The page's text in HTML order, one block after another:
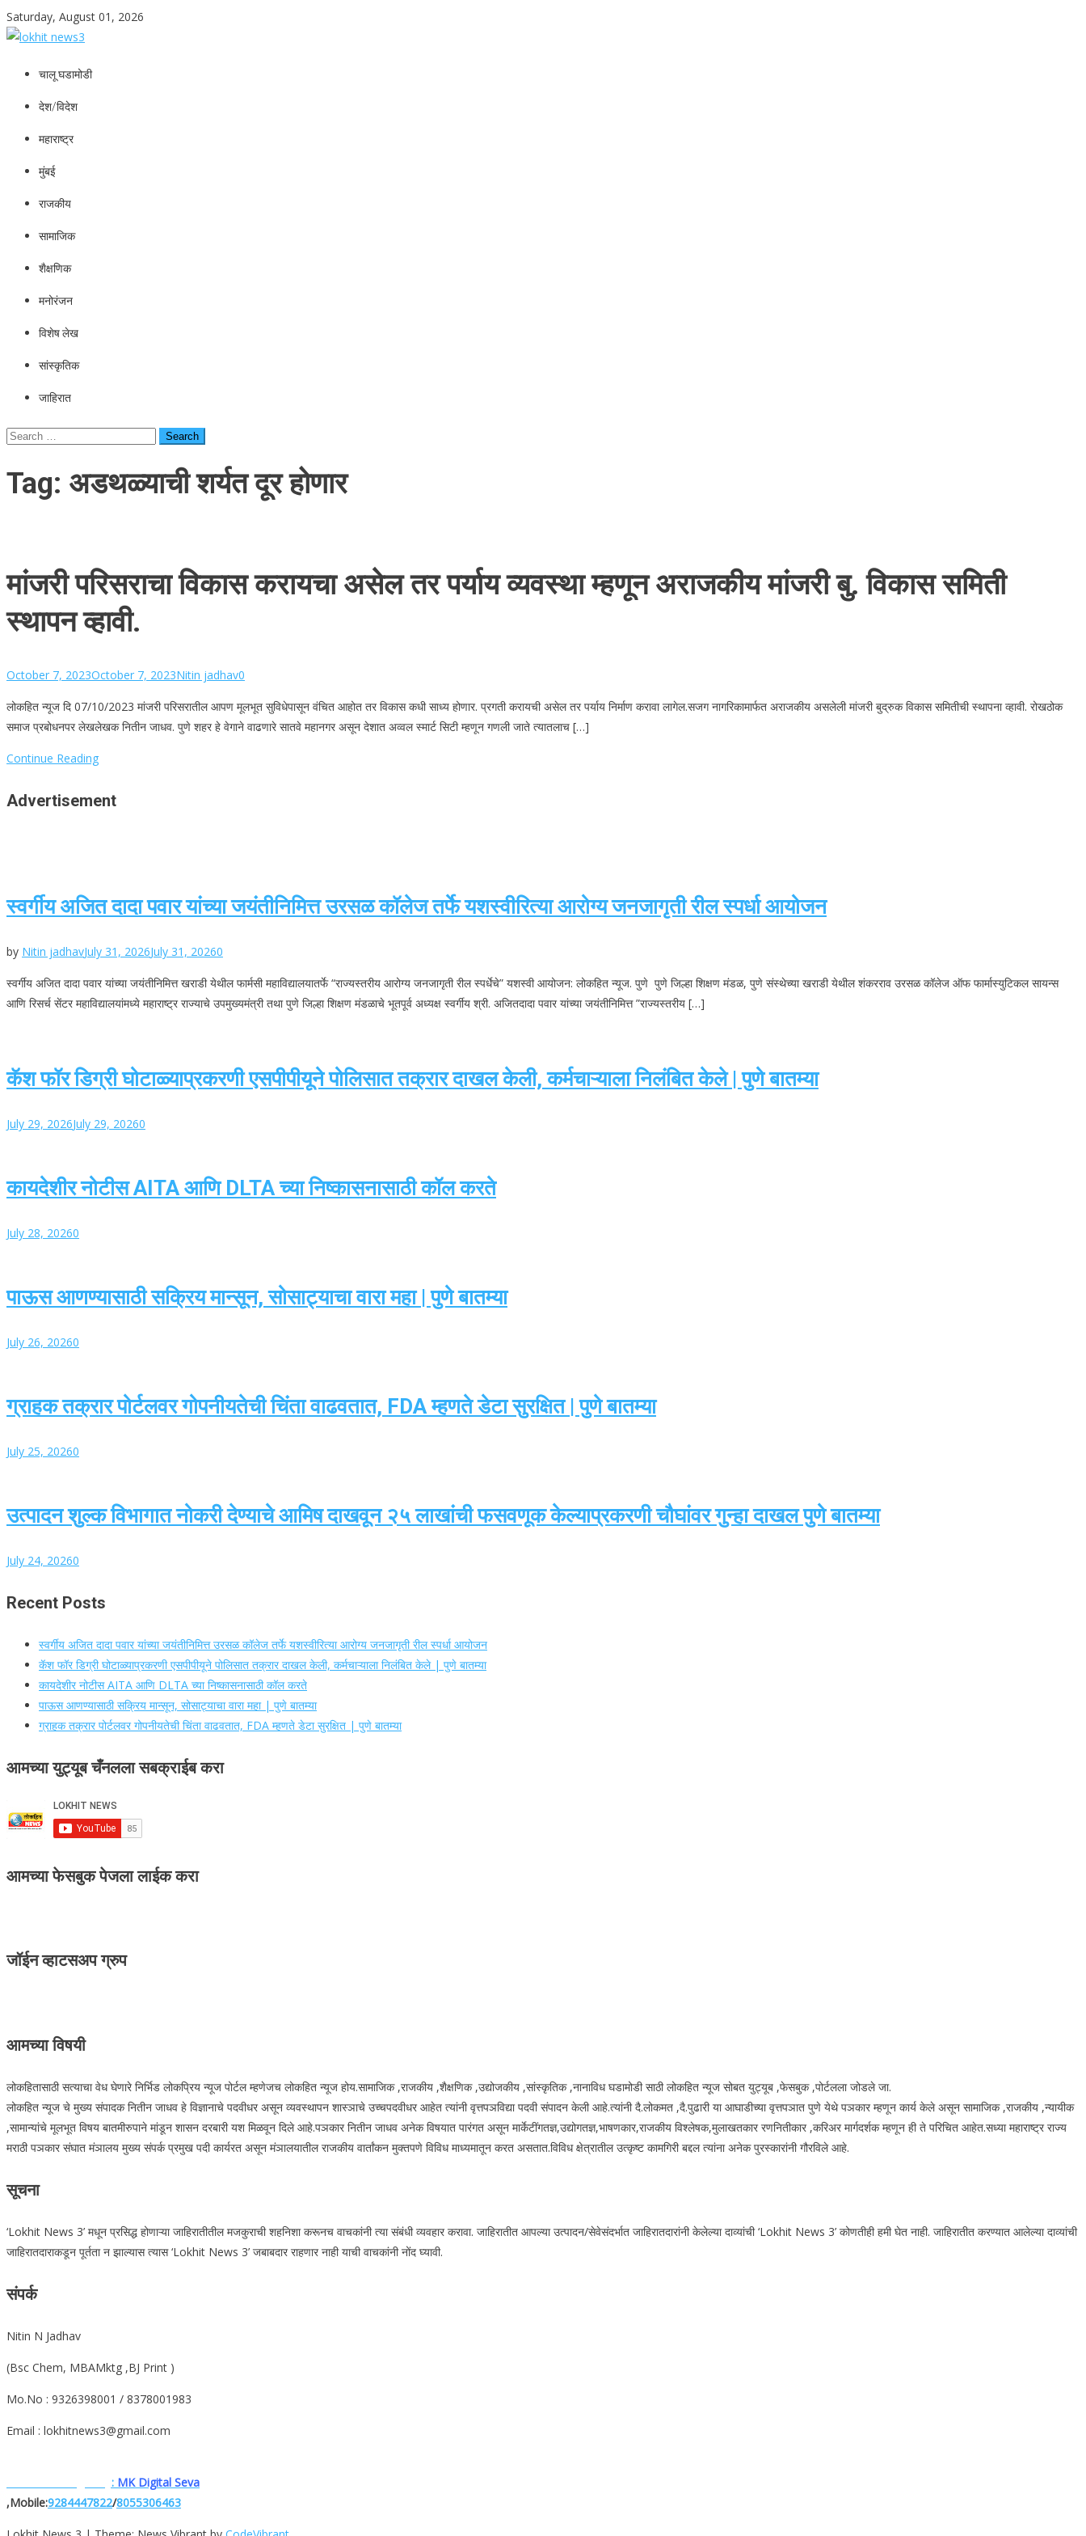
Skip
to
Saturday, August 01, 2026
lokhit news3
lokhit news 3
चालू घडामोडी
देश/विदेश
महाराष्ट्र
मुंबई
राजकीय
सामाजिक
शैक्षणिक
मनोरंजन
विशेष लेख
सांस्कृतिक
जाहिरात
Search
Tag: अडथळ्याची शर्यत दूर होणार
मांजरी परिसराचा विकास करायचा असेल तर पर्याय व्यवस्था म्हणून अराजकीय मांजरी बु. विकास समिती
स्थापन व्हावी.
October 7, 2023October 7, 2023Nitin jadhav0
लोकहित न्यूज दि 07/10/2023 मांजरी परिसरातील आपण मूलभूत सुविधेपासून वंचित आहोत तर विकास कधी साध्य होणार. प्रगती करायची असेल तर पर्याय निर्माण करावा लागेल.सजग नागरिकामार्फत अराजकीय असलेली मांजरी बुद्रुक विकास समितीची स्थापना व्हावी. रोखठोक
समाज प्रबोधनपर लेखलेखक नितीन जाधव. पुणे शहर हे वेगाने वाढणारे सातवे महानगर असून देशात अव्वल स्मार्ट सिटी म्हणून गणली जाते त्यातलाच […]
Continue Reading
Advertisement
स्वर्गीय अजित दादा पवार यांच्या जयंतीनिमित्त उरसळ कॉलेज तर्फे यशस्वीरित्या आरोग्य जनजागृती रील स्पर्धा आयोजन
by Nitin jadhavJuly 31, 2026July 31, 20260
स्वर्गीय अजित दादा पवार यांच्या जयंतीनिमित्त खराडी येथील फार्मसी महाविद्यालयातर्फे “राज्यस्तरीय आरोग्य जनजागृती रील स्पर्धेचे” यशस्वी आयोजन: लोकहित न्यूज. पुणे पुणे जिल्हा शिक्षण मंडळ, पुणे संस्थेच्या खराडी येथील शंकरराव उरसळ कॉलेज ऑफ फार्मास्युटिकल सायन्स
आणि रिसर्च सेंटर महाविद्यालयांमध्ये महाराष्ट्र राज्याचे उपमुख्यमंत्री तथा पुणे जिल्हा शिक्षण मंडळाचे भूतपूर्व अध्यक्ष स्वर्गीय श्री. अजितदादा पवार यांच्या जयंतीनिमित्त ”राज्यस्तरीय […]
कॅश फॉर डिग्री घोटाळ्याप्रकरणी एसपीपीयूने पोलिसात तक्रार दाखल केली, कर्मचाऱ्याला निलंबित केले | पुणे बातम्या
July 29, 2026July 29, 20260
कायदेशीर नोटीस AITA आणि DLTA च्या निष्कासनासाठी कॉल करते
July 28, 20260
पाऊस आणण्यासाठी सक्रिय मान्सून, सोसाट्याचा वारा महा | पुणे बातम्या
July 26, 20260
ग्राहक तक्रार पोर्टलवर गोपनीयतेची चिंता वाढवतात, FDA म्हणते डेटा सुरक्षित | पुणे बातम्या
July 25, 20260
उत्पादन शुल्क विभागात नोकरी देण्याचे आमिष दाखवून २५ लाखांची फसवणूक केल्याप्रकरणी चौघांवर गुन्हा दाखल पुणे बातम्या
July 24, 20260
Recent Posts
स्वर्गीय अजित दादा पवार यांच्या जयंतीनिमित्त उरसळ कॉलेज तर्फे यशस्वीरित्या आरोग्य जनजागृती रील स्पर्धा आयोजन
कॅश फॉर डिग्री घोटाळ्याप्रकरणी एसपीपीयूने पोलिसात तक्रार दाखल केली, कर्मचाऱ्याला निलंबित केले | पुणे बातम्या
कायदेशीर नोटीस AITA आणि DLTA च्या निष्कासनासाठी कॉल करते
पाऊस आणण्यासाठी सक्रिय मान्सून, सोसाट्याचा वारा महा | पुणे बातम्या
ग्राहक तक्रार पोर्टलवर गोपनीयतेची चिंता वाढवतात, FDA म्हणते डेटा सुरक्षित | पुणे बातम्या
आमच्या युट्यूब चँनलला सबक्राईब करा
आमच्या फेसबुक पेजला लाईक करा
जॉईन व्हाटसअप ग्रुप
आमच्या विषयी
लोकहितासाठी सत्याचा वेध घेणारे निर्भिड लोकप्रिय न्यूज पोर्टल म्हणेजच लोकहित न्यूज होय.सामाजिक ,राजकीय ,शैक्षणिक ,उद्योजकीय ,सांस्कृतिक ,नानाविध घडामोडी साठी लोकहित न्यूज सोबत युट्यूब ,फेसबुक ,पोर्टलला जोडले जा.
लोकहित न्यूज चे मुख्य संपादक नितीन जाधव हे विज्ञानाचे पदवीधर असून व्यवस्थापन शास्ञाचे उच्चपदवीधर आहेत त्यांनी वृत्तपञविद्या पदवी संपादन केली आहे.त्यांनी दै.लोकमत ,दै.पुढारी या आघाडीच्या वृत्तपञात पुणे येथे पञकार म्हणून कार्य केले असून सामाजिक ,राजकीय ,न्यायीक
,सामान्यांचे मूलभूत विषय बातमीरुपाने मांडून शासन दरबारी यश मिळवून दिले आहे.पञकार नितीन जाधव अनेक विषयात पारंगत असून मार्केटींगतज्ञ,उद्योगतज्ञ,भाषणकार,राजकीय विश्लेषक,मुलाखतकार रणनितीकार ,करिअर मार्गदर्शक म्हणून ही ते परिचित आहेत.सध्या महाराष्ट्र राज्य
मराठी पञकार संघात मंञालय मुख्य संपर्क प्रमुख पदी कार्यरत असून मंञालयातील राजकीय वार्तांकन मुक्तपणे विविध माध्यमातून करत असतात.विविध क्षेत्रातील उत्कृष्ट कामगिरी बद्दल त्यांना अनेक पुरस्कारांनी गौरविले आहे.
सूचना
‘Lokhit News 3’ मधून प्रसिद्ध होणाऱ्या जाहिरातीतील मजकुराची शहनिशा करूनच वाचकांनी त्या संबंधी व्यवहार करावा. जाहिरातीत आपल्या उत्पादन/सेवेसंदर्भात जाहिरातदारांनी केलेल्या दाव्यांची ‘Lokhit News 3’ कोणतीही हमी घेत नाही. जाहिरातीत करण्यात आलेल्या दाव्यांची
जाहिरातदाराकडून पूर्तता न झाल्यास त्यास ‘Lokhit News 3’ जबाबदार राहणार नाही याची वाचकांनी नोंद घ्यावी.
संपर्क
Nitin N Jadhav
(Bsc Chem, MBAMktg ,BJ Print )
Mo.No : 9326398001 / 8378001983
Email : lokhitnews3@gmail.com
: MK Digital Seva
,Mobile:9284447822/8055306463